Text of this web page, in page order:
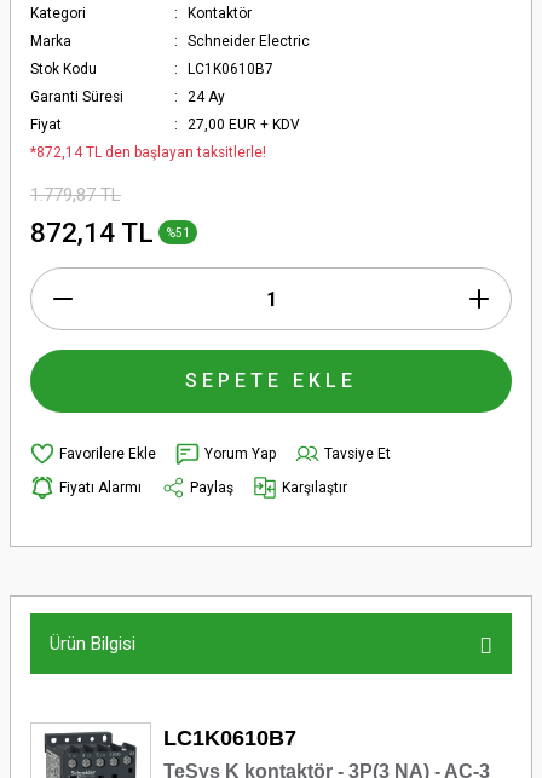
Kategori
Kontaktör
Marka
Schneider Electric
Stok Kodu
LC1K0610B7
Garanti Süresi
24 Ay
Fiyat
27,00 EUR + KDV
*872,14 TL den başlayan taksitlerle!
1.779,87 TL
872,14 TL %51
SEPETE EKLE
Yorum Yap
Tavsiye Et
Fiyatı Alarmı
Paylaş Karşılaştır
Ürün Bilgisi
LC1K0610B7
TeSys K kontaktör - 3P(3 NA) - AC-3